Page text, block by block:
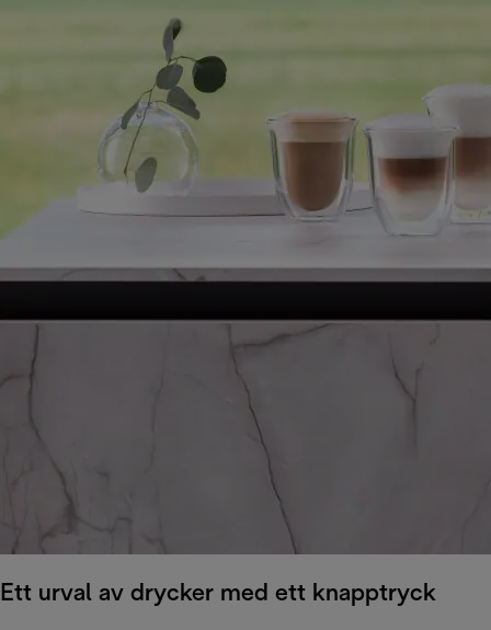
Ett urval av drycker med ett knapptryck